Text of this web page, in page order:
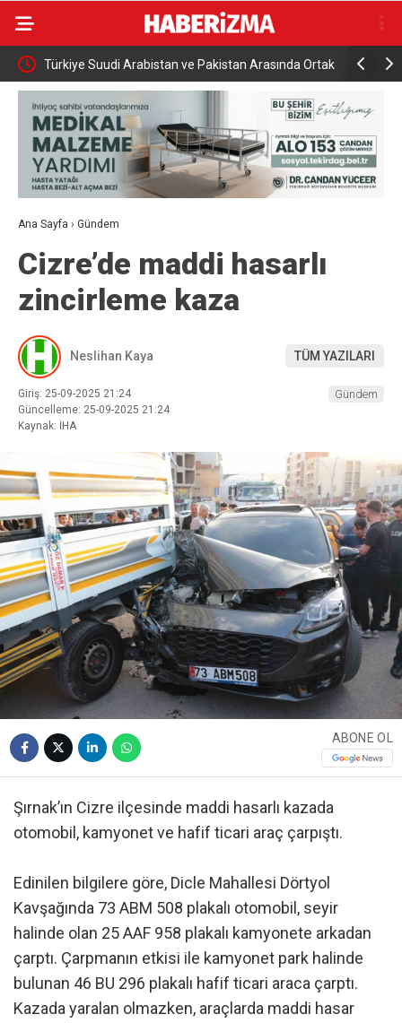
Türkiye Suudi Arabistan ve Pakistan Arasında Ortak
Savunma Anlaşması
Rusya
saldırısı
Ana Sayfa › Gündem
Cizre’de maddi hasarlı
zincirleme kaza
Neslihan Kaya TÜM YAZILARI
Giriş: 25-09-2025 21:24
Güncelleme: 25-09-2025 21:24
Kaynak: İHA
Gündem
ABONE OL
Şırnak’ın Cizre ilçesinde maddi hasarlı kazada
otomobil, kamyonet ve hafif ticari araç çarpıştı.
Edinilen bilgilere göre, Dicle Mahallesi Dörtyol
Kavşağında 73 ABM 508 plakalı otomobil, seyir
halinde olan 25 AAF 958 plakalı kamyonete arkadan
çarptı. Çarpmanın etkisi ile kamyonet park halinde
bulunan 46 BU 296 plakalı hafif ticari araca çarptı.
Kazada yaralan olmazken, araçlarda maddi hasar